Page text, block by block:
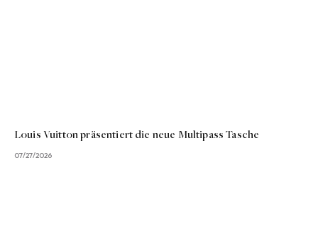
Louis Vuitton präsentiert die neue Multipass Tasche
07/27/2026